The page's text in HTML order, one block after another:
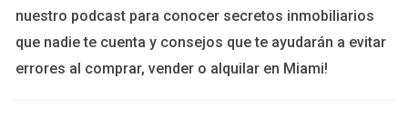
Recuerda que la calidad del contenido es más importante que
la cantidad. Un solo post bien elaborado puede generar más
interacción que varios posts mediocres.
nuestro podcast para conocer secretos inmobiliarios
que nadie te cuenta y consejos que te ayudarán a evitar
errores al comprar, vender o alquilar en Miami!